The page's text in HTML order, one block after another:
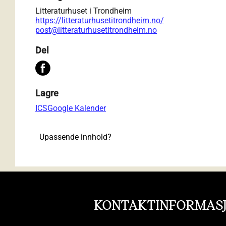
Litteraturhuset i Trondheim
https://litteraturhusetitrondheim.no/
post@litteraturhusetitrondheim.no
Del
Lagre
ICSGoogle Kalender
Upassende innhold?